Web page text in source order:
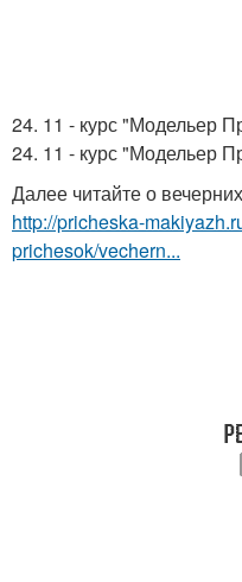
24. 11 - курс "Модельер
24. 11 - курс "Модельер
Далее читайте о
http://pricheska-
prichesok/vechern...